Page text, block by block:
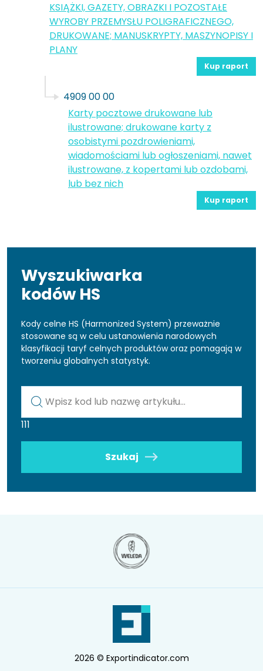
KSIĄŻKI, GAZETY, OBRAZKI I POZOSTAŁE
WYROBY PRZEMYSŁU POLIGRAFICZNEGO,
DRUKOWANE; MANUSKRYPTY, MASZYNOPISY I
PLANY
Kup raport
4909 00 00
Karty pocztowe drukowane lub
ilustrowane; drukowane karty z
osobistymi pozdrowieniami,
wiadomościami lub ogłoszeniami, nawet
ilustrowane, z kopertami lub ozdobami,
lub bez nich
Kup raport
Wyszukiwarka
kodów HS
Kody celne HS (Harmonized System) przeważnie
stosowane są w celu ustanowienia narodowych
klasyfikacji taryf celnych produktów oraz pomagają w
tworzeniu globalnych statystyk.
111
Szukaj
2026 © Exportindicator.com